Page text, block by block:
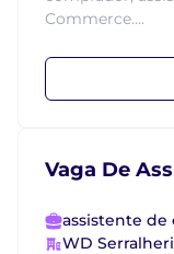
Commerce....
Vaga De
assistente de
WD